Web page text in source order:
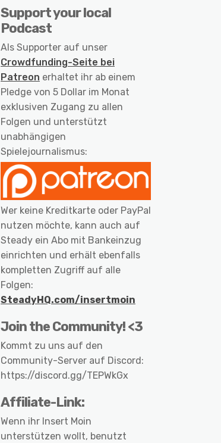
Support your local
Podcast
Als Supporter auf unser
Crowdfunding-Seite bei
Patreon erhaltet ihr ab einem
Pledge von 5 Dollar im Monat
exklusiven Zugang zu allen
Folgen und unterstützt
unabhängigen
Spielejournalismus:
Wer keine Kreditkarte oder PayPal
nutzen möchte, kann auch auf
Steady ein Abo mit Bankeinzug
einrichten und erhält ebenfalls
kompletten Zugriff auf alle
Folgen:
SteadyHQ.com/insertmoin
Join the Community! <3
Kommt zu uns auf den
Community-Server auf Discord:
https://discord.gg/TEPWkGx
Affiliate-Link:
Wenn ihr Insert Moin
unterstützen wollt, benutzt